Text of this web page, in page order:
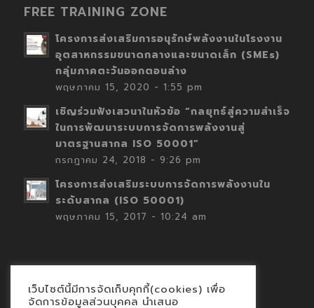
FREE TRAINING ZONE
โครงการส่งเสริมการอนุรักษ์พลังงานในโรงงาน
อุตสาหกรรมขนาดกลางและขนาดเล็ก (SMEs)
กลุ่มภาคตะวันออกตอนล่าง
พฤษภาคม 15, 2020 - 1:55 pm
เชิญร่วมฟังเสวนาในหัวข้อ “กลยุทธ์สู่ความสำเร็จ
ในการพัฒนาระบบการจัดการพลังงานสู่
มาตรฐานสากล ISO 50001”
กรกฎาคม 24, 2018 - 9:26 pm
โครงการส่งเสริมระบบการจัดการพลังงานใน
ระดับสากล (ISO 50001)
พฤษภาคม 15, 2017 - 10:24 am
Contact
เว็บไซต์นี้มีการจัดเก็บคุกกี้(cookies) เพื่อ
จัดการข้อมูลส่วนบุคคล นำเสนอ